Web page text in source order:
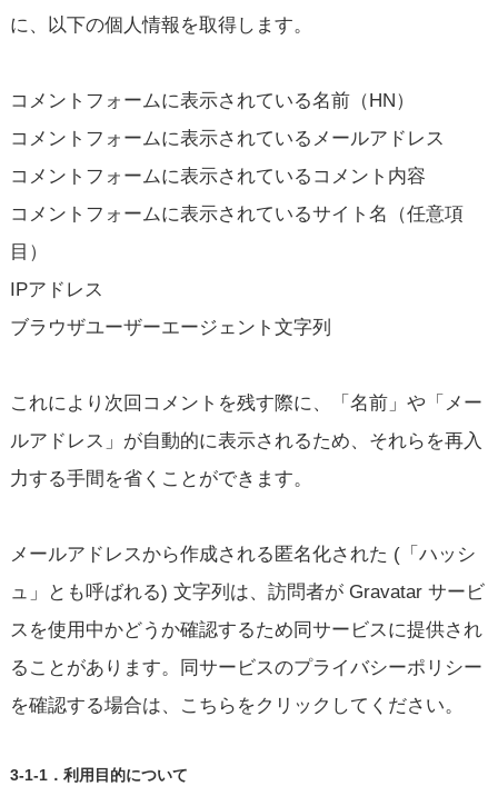
に、以下の個人情報を取得します。
コメントフォームに表示されている名前（HN）
コメントフォームに表示されているメールアドレス
コメントフォームに表示されているコメント内容
コメントフォームに表示されているサイト名（任意項
目）
IPアドレス
ブラウザユーザーエージェント文字列
これにより次回コメントを残す際に、「名前」や「メー
ルアドレス」が自動的に表示されるため、それらを再入
力する手間を省くことができます。
メールアドレスから作成される匿名化された (「ハッシ
ュ」とも呼ばれる) 文字列は、訪問者が Gravatar サービ
スを使用中かどうか確認するため同サービスに提供され
ることがあります。同サービスのプライバシーポリシー
を確認する場合は、こちらをクリックしてください。
3-1-1．利用目的について